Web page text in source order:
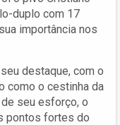
duplo com 17
importância nos
destaque, com o
como o cestinha da
seu esforço, o
pontos fortes do